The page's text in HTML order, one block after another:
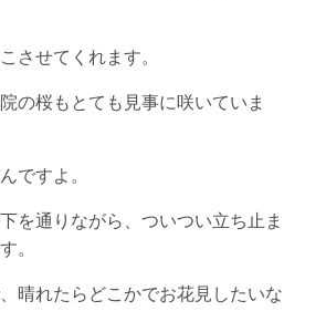
させてくれます。
の桜もとても見事に咲いていま
ですよ。
を通りながら、ついつい立ち止ま
。
晴れたらどこかでお花見したいな